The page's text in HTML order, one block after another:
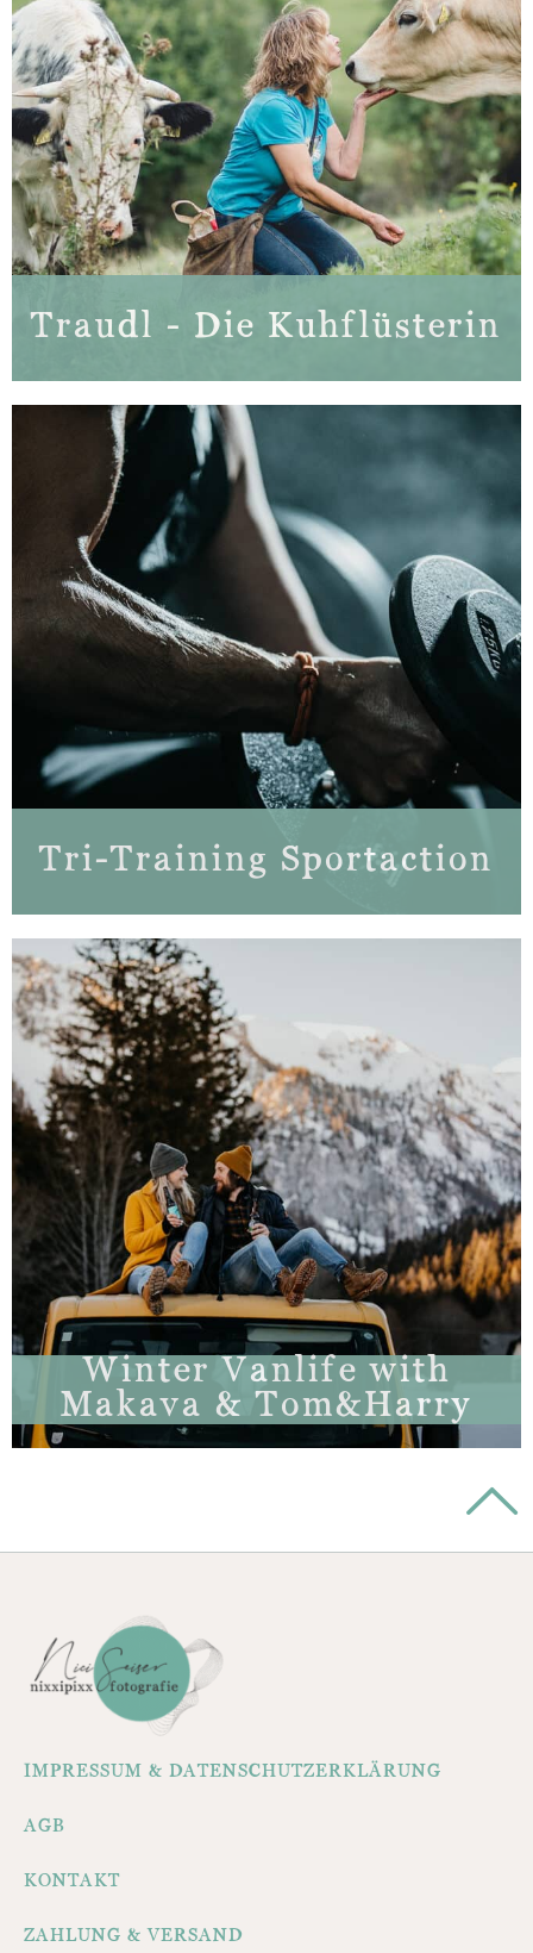
Traudl - Die Kuhflüsterin
Tri-Training Sportaction
Winter Vanlife with
Makava & Tom&Harry
IMPRESSUM & DATENSCHUTZERKLÄRUNG
AGB
KONTAKT
ZAHLUNG & VERSAND